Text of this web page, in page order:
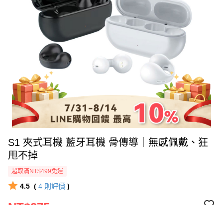
S1 夾式耳機 藍牙耳機 骨傳導｜無感佩戴、狂
甩不掉
超取滿NT$499免運
4.5 ( 4 則評價 )